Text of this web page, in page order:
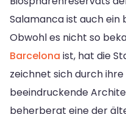
Salamanca ist auch ein
Obwohl es nicht so
Barcelona ist, hat die
zeichnet sich durch
beeindruckende
beherbergt eine der